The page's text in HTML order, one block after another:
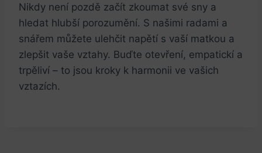
Nikdy není pozdě začít zkoumat své sny a
hledat hlubší porozumění. S našimi radami a
snářem můžete ulehčit napětí s vaší matkou a
zlepšit vaše vztahy. Buďte otevření, empatickí a
trpěliví – to jsou kroky k harmonii ve vašich
vztazích.